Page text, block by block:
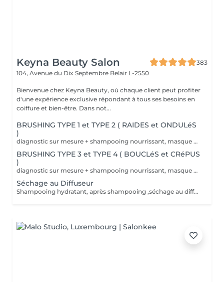
Keyna Beauty Salon
383
104, Avenue du Dix Septembre Belair L-2550
Bienvenue chez Keyna Beauty, où chaque client peut profiter
d'une expérience exclusive répondant à tous ses besoins en
coiffure et bien-être. Dans not...
BRUSHING TYPE 1 et TYPE 2 ( RAIDES et ONDULéS
)
diagnostic sur mesure + shampooing nourrissant, masque hydratant ,coiffage sérum et fixation finale. Important: cheveux sans tresse ni noeuds à l'arrivée; tout noeuds ou tressage entraîne l'annulation et 50% de la prestation est retenu. Toute arrivée retardée de 15-30 minutes ou plus entraînera l'annulation automatique du rendez-vous.
BRUSHING TYPE 3 et TYPE 4 ( BOUCLéS et CRéPUS
)
diagnostic sur mesure + shampooing nourrissant, masque hydratant ,coiffage sérum et fixation finale. Important: cheveux sans tresse ni noeuds à l'arrivée; tout noeuds ou tressage entraîne l'annulation et 50% de la prestation est retenu. Toute arrivée retardée de 15-30 minutes ou plus entraînera l'annulation automatique du rendez-vous.
Séchage au Diffuseur
Shampooing hydratant, après shampooing ,séchage au diffuseur sérum et fixation finale. Important: cheveux sans tresse ni nud à l'arrivée; tout nud ou tressage entraîne l'annulation et 50% de la prestation est retenu. Toute arrivée retardée de 15-30 minutes ou plus entraînera l'annulation automatique du rendez-vous.